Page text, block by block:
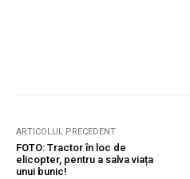
ARTICOLUL PRECEDENT
FOTO: Tractor în loc de
elicopter, pentru a salva viața
unui bunic!